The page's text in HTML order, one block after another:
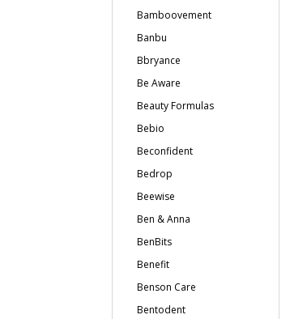
Bamboovement
Banbu
Bbryance
Be Aware
Beauty Formulas
Bebio
Beconfident
Bedrop
Beewise
Ben & Anna
BenBits
Benefit
Benson Care
Bentodent